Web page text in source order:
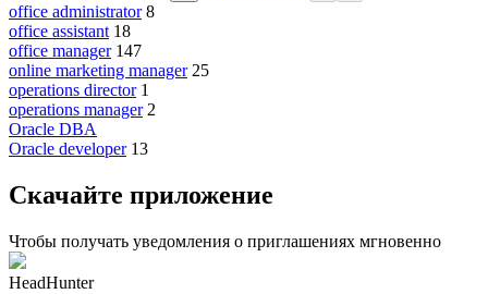
office administrator 8
office assistant 18
office manager 147
online marketing manager 25
operations director 1
operations manager 2
Oracle DBA
Oracle developer 13
Скачайте приложение
Чтобы получать уведомления о приглашениях мгновенно
HeadHunter